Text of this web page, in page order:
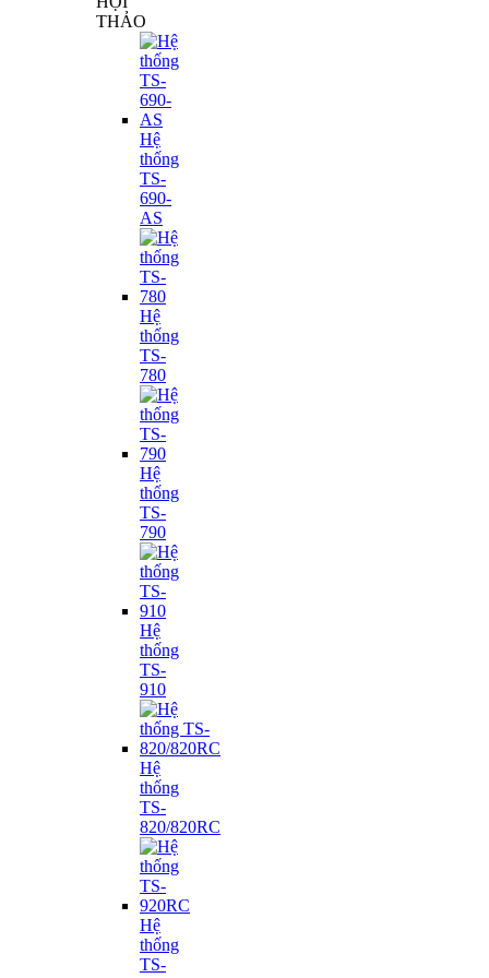
THẢO
Hệ
thống
TS-
690-
AS
Hệ
thống
TS-
780
Hệ
thống
TS-
790
Hệ
thống
TS-
910
Hệ
thống
TS-
820/820RC
Hệ
thống
TS-